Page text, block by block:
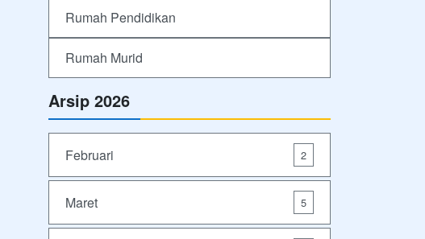
Rumah Pendidikan
Rumah Murid
Arsip 2026
Februari 2
Maret 5